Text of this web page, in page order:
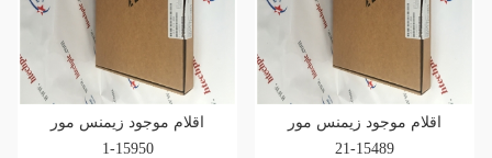
اقلام موجود زیمنس مور
15950-1
اقلام موجود زیمنس مور
15489-21